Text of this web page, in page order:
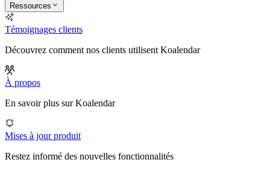
Ressources
Témoignages clients
Découvrez comment nos clients utilisent Koalendar
À propos
En savoir plus sur Koalendar
Mises à jour produit
Restez informé des nouvelles fonctionnalités